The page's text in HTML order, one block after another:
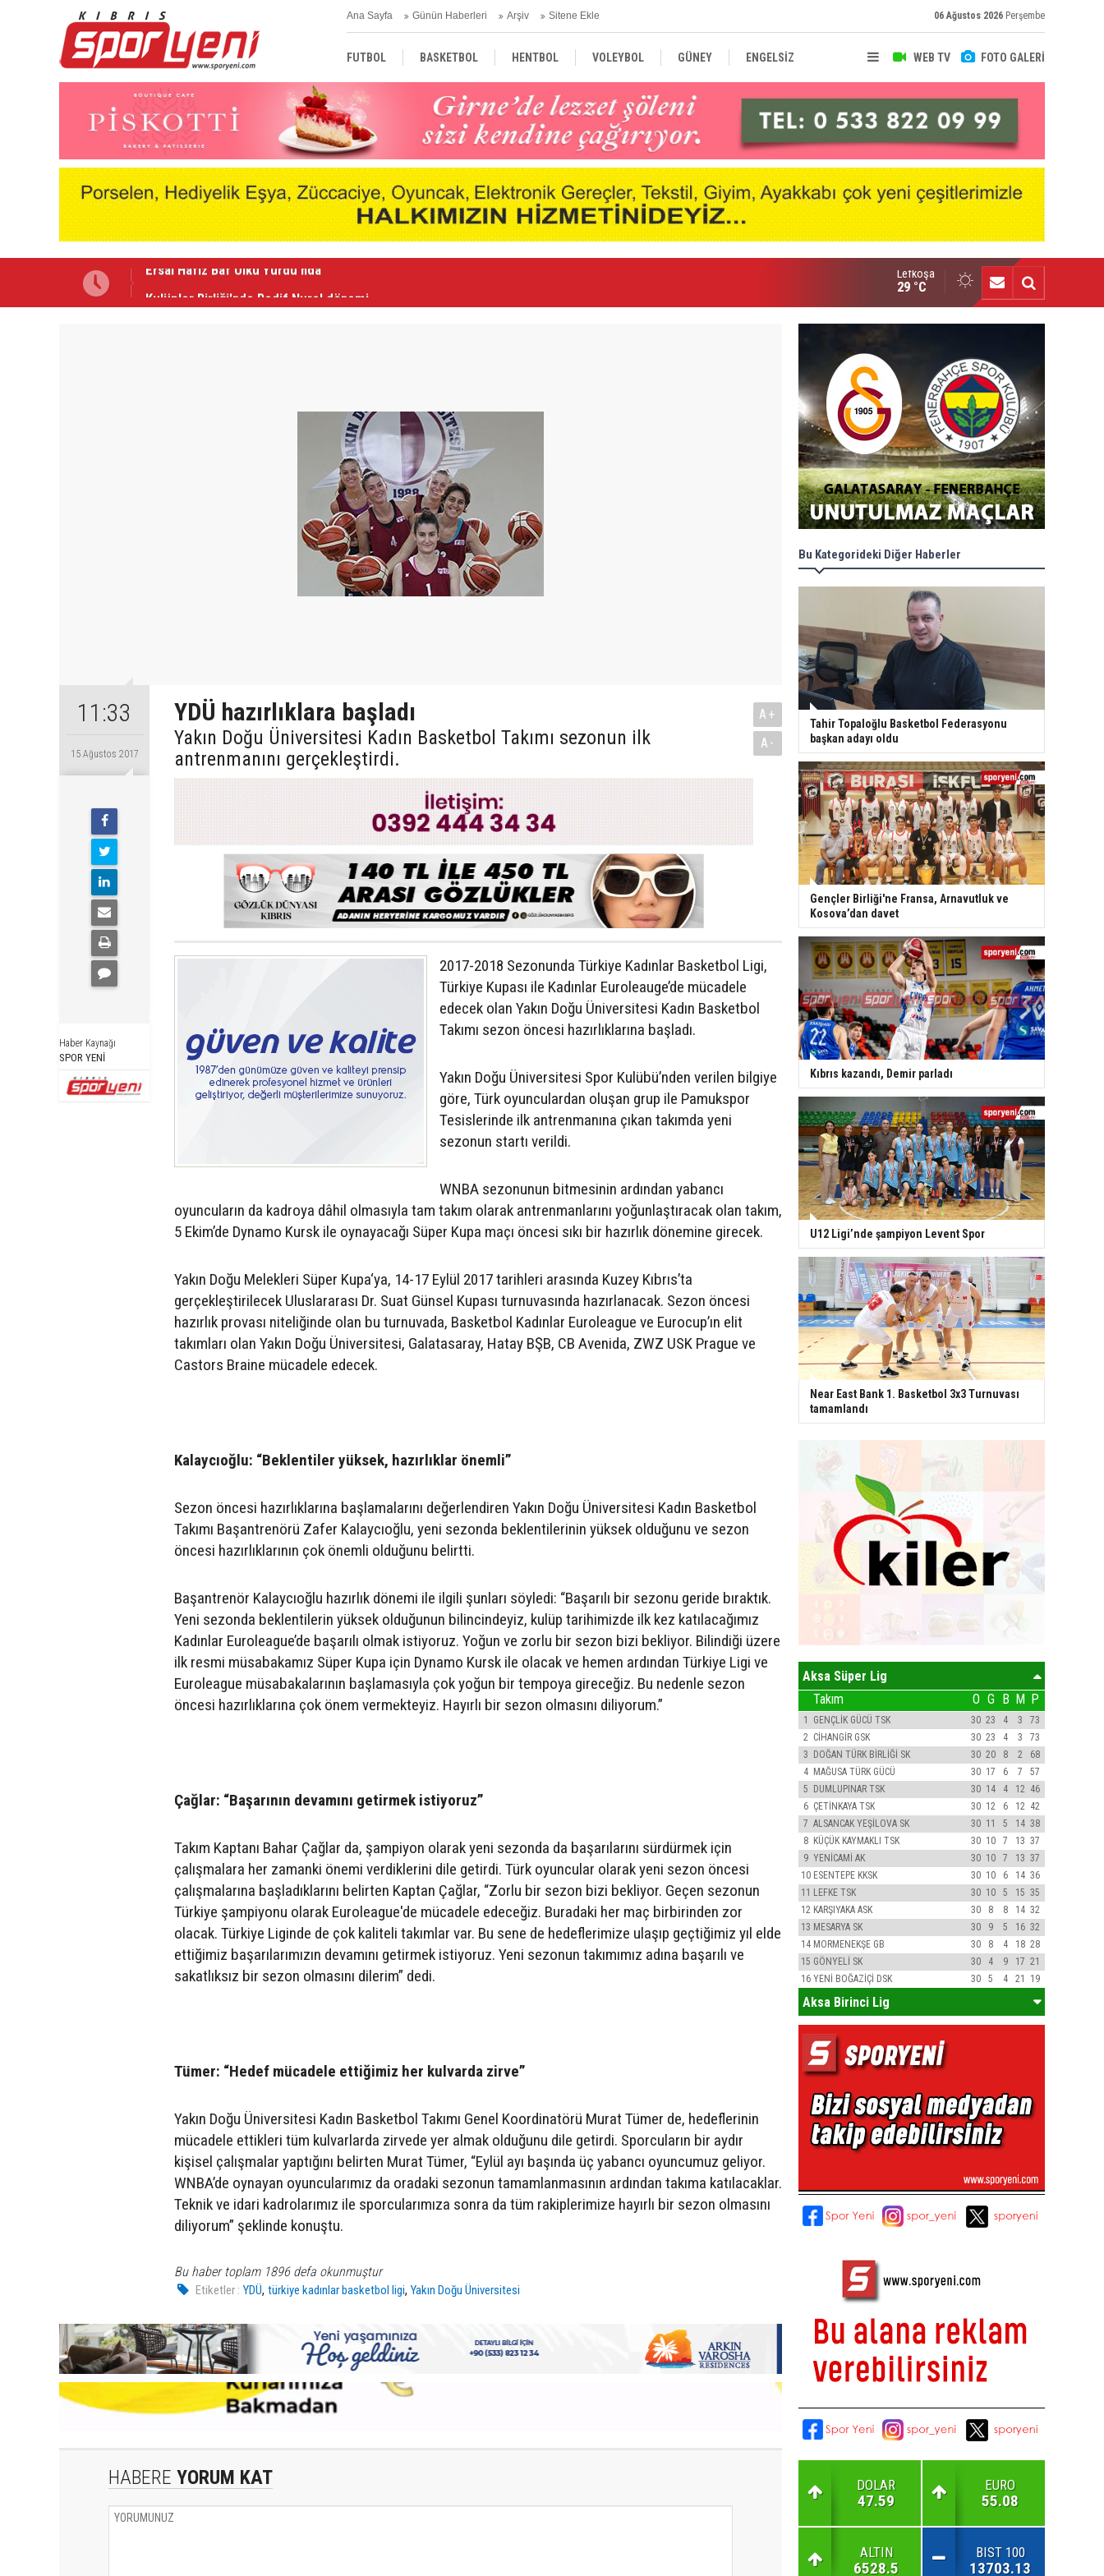
Ana Sayfa Günün Haberleri Arşiv Sitene Ekle 06 Ağustos 2026 Perşembe
WEB TV FOTO GALERİ
FUTBOL BASKETBOL HENTBOL VOLEYBOL GÜNEY ENGELSİZ
TÜRKİYE AVRUPA DÜNYA
Gençlik Gücü’nde Mali Genel Kurul yapıldı
Lefkoşa
29 °C
11:33
15 Ağustos 2017
Haber Kaynağı
SPOR YENİ
YDÜ hazırlıklara başladı
Yakın Doğu Üniversitesi Kadın Basketbol Takımı sezonun ilk
antrenmanını gerçekleştirdi.
A+
A-
2017-2018 Sezonunda Türkiye Kadınlar Basketbol Ligi,
Türkiye Kupası ile Kadınlar Euroleauge’de mücadele
edecek olan Yakın Doğu Üniversitesi Kadın Basketbol
Takımı sezon öncesi hazırlıklarına başladı.
Yakın Doğu Üniversitesi Spor Kulübü’nden verilen bilgiye
göre, Türk oyunculardan oluşan grup ile Pamukspor
Tesislerinde ilk antrenmanına çıkan takımda yeni
sezonun startı verildi.
WNBA sezonunun bitmesinin ardından yabancı
oyuncuların da kadroya dâhil olmasıyla tam takım olarak antrenmanlarını yoğunlaştıracak olan takım,
5 Ekim’de Dynamo Kursk ile oynayacağı Süper Kupa maçı öncesi sıkı bir hazırlık dönemine girecek.
Yakın Doğu Melekleri Süper Kupa‘ya, 14-17 Eylül 2017 tarihleri arasında Kuzey Kıbrıs’ta
gerçekleştirilecek Uluslararası Dr. Suat Günsel Kupası turnuvasında hazırlanacak. Sezon öncesi
hazırlık provası niteliğinde olan bu turnuvada, Basketbol Kadınlar Euroleague ve Eurocup’ın elit
takımları olan Yakın Doğu Üniversitesi, Galatasaray, Hatay BŞB, CB Avenida, ZWZ USK Prague ve
Castors Braine mücadele edecek.
Kalaycıoğlu: “Beklentiler yüksek, hazırlıklar önemli”
Sezon öncesi hazırlıklarına başlamalarını değerlendiren Yakın Doğu Üniversitesi Kadın Basketbol
Takımı Başantrenörü Zafer Kalaycıoğlu, yeni sezonda beklentilerinin yüksek olduğunu ve sezon
öncesi hazırlıklarının çok önemli olduğunu belirtti.
Başantrenör Kalaycıoğlu hazırlık dönemi ile ilgili şunları söyledi: “Başarılı bir sezonu geride bıraktık.
Yeni sezonda beklentilerin yüksek olduğunun bilincindeyiz, kulüp tarihimizde ilk kez katılacağımız
Kadınlar Euroleague’de başarılı olmak istiyoruz. Yoğun ve zorlu bir sezon bizi bekliyor. Bilindiği üzere
ilk resmi müsabakamız Süper Kupa için Dynamo Kursk ile olacak ve hemen ardından Türkiye Ligi ve
Euroleague müsabakalarının başlamasıyla çok yoğun bir tempoya gireceğiz. Bu nedenle sezon
öncesi hazırlıklarına çok önem vermekteyiz. Hayırlı bir sezon olmasını diliyorum.”
Çağlar: “Başarının devamını getirmek istiyoruz”
Takım Kaptanı Bahar Çağlar da, şampiyon olarak yeni sezonda da başarılarını sürdürmek için
çalışmalara her zamanki önemi verdiklerini dile getirdi. Türk oyuncular olarak yeni sezon öncesi
çalışmalarına başladıklarını belirten Kaptan Çağlar, “Zorlu bir sezon bizi bekliyor. Geçen sezonun
Türkiye şampiyonu olarak Euroleague'de mücadele edeceğiz. Buradaki her maç birbirinden zor
olacak. Türkiye Liginde de çok kaliteli takımlar var. Bu sene de hedeflerimize ulaşıp geçtiğimiz yıl elde
ettiğimiz başarılarımızın devamını getirmek istiyoruz. Yeni sezonun takımımız adına başarılı ve
sakatlıksız bir sezon olmasını dilerim” dedi.
Tümer: “Hedef mücadele ettiğimiz her kulvarda zirve”
Yakın Doğu Üniversitesi Kadın Basketbol Takımı Genel Koordinatörü Murat Tümer de, hedeflerinin
mücadele ettikleri tüm kulvarlarda zirvede yer almak olduğunu dile getirdi. Sporcuların bir aydır
kişisel çalışmalar yaptığını belirten Murat Tümer, “Eylül ayı başında üç yabancı oyuncumuz geliyor.
WNBA’de oynayan oyuncularımız da oradaki sezonun tamamlanmasının ardından takıma katılacaklar.
Teknik ve idari kadrolarımız ile sporcularımıza sonra da tüm rakiplerimize hayırlı bir sezon olmasını
diliyorum” şeklinde konuştu.
Bu haber toplam 1896 defa okunmuştur
Etiketler : YDÜ,türkiye kadınlar basketbol ligi,Yakın Doğu Üniversitesi
HABERE YORUM KAT
Bu Kategorideki Diğer Haberler
Tahir Topaloğlu Basketbol Federasyonu
başkan adayı oldu
Gençler Birliği'ne Fransa, Arnavutluk ve
Kosova’dan davet
Kıbrıs kazandı, Demir parladı
U12 Ligi’nde şampiyon Levent Spor
Near East Bank 1. Basketbol 3x3 Turnuvası
tamamlandı
Aksa Süper Lig
S
Takım O G B M P
1 GENÇLİK GÜCÜ TSK 30 23 4 3
73
2 CİHANGİR GSK 30 23 4 3
73
3 DOĞAN TÜRK BİRLİĞİ SK 30 20 8 2
68
4 MAĞUSA TÜRK GÜCÜ 30 17 6 7
57
5 DUMLUPINAR TSK 30 14 4 12 46
6 ÇETİNKAYA TSK 30 12 6 12 42
7 ALSANCAK YEŞİLOVA SK 30 11 5 14 38
8 KÜÇÜK KAYMAKLI TSK 30 10 7 13 37
9 YENİCAMİ AK 30 10 7 13 37
10 ESENTEPE KKSK 30 10 6 14 36
11 LEFKE TSK 30 10 5 15 35
12 KARŞIYAKA ASK 30 8 8 14 32
13 MESARYA SK 30 9 5 16 32
14 MORMENEKŞE GB 30 8 4 18 28
15 GÖNYELİ SK 30 4 9 17 21
16 YENİ BOĞAZİÇİ DSK 30 5 4 21 19
Aksa Birinci Lig
DOLAR
47.59
EURO
55.08
ALTIN
6528.5
BIST 100
13703.13